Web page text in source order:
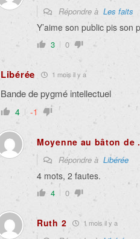
Répondre à Les faits
Y’aime son public pis son
3 0
Libérée 1 mois il y a
Bande de pygmé intellectuel
4 -1
Moyenne au bâton de
Répondre à Libérée
4 mots, 2 fautes.
4 0
Ruth 2 1 mois il y a